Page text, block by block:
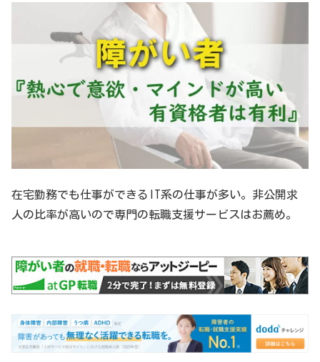
在宅勤務でも仕事ができるIT系の仕事が多い。非公開求
人の比率が高いので専門の転職支援サービスはお薦め。